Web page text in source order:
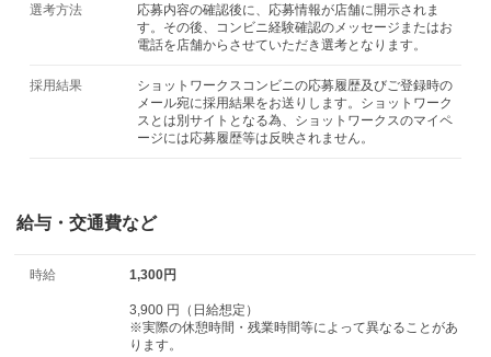
選考方法
応募内容の確認後に、応募情報が店舗に開示されま
す。その後、コンビニ経験確認のメッセージまたはお
電話を店舗からさせていただき選考となります。
採用結果
ショットワークスコンビニの応募履歴及びご登録時の
メール宛に採用結果をお送りします。ショットワーク
スとは別サイトとなる為、ショットワークスのマイペ
ージには応募履歴等は反映されません。
給与・交通費など
時給 1,300円
3,900 円（日給想定）
※実際の休憩時間・残業時間等によって異なることがあ
ります。